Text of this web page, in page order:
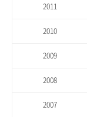
2011
2010
2009
2008
2007